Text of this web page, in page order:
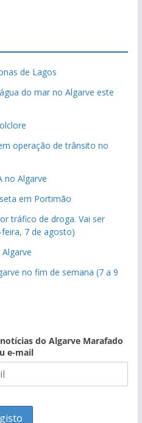
de Lagos
do mar no Algarve este
operação de trânsito no
no Algarve
em Portimão
tráfico de droga. Vai ser
7 de agosto)
no fim de semana (7 a 9
do Algarve Marafado
e-mail